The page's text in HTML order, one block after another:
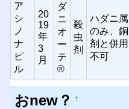
ア
シ
ノ
ナ
ピ
ル
20
19
年
3
月
ダ
ニ
オ
ー
テ
®
殺
虫
剤
ハダニ属
のみ、銅
剤と併用
不可
おnew？ †